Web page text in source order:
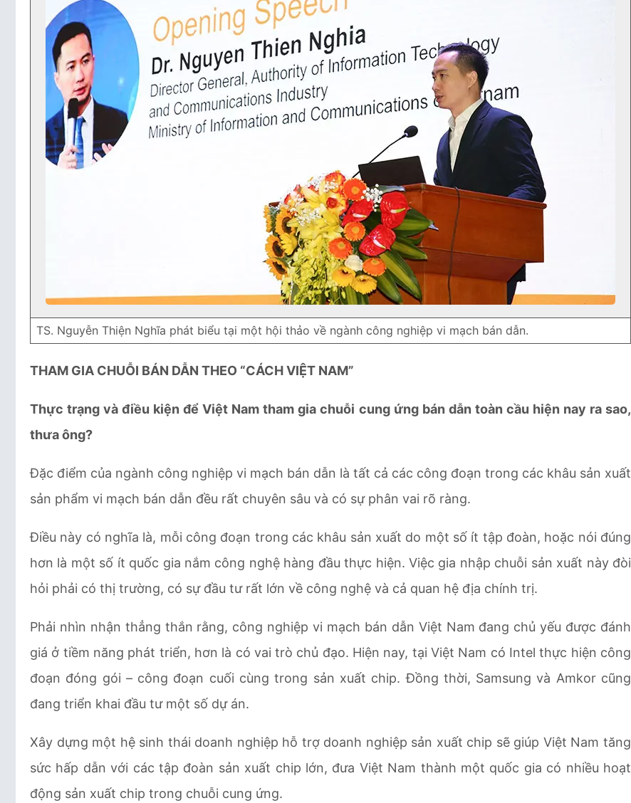
TS. Nguyễn Thiện Nghĩa phát biểu tại một hội thảo về ngành công nghiệp vi mạch bán dẫn.
THAM GIA CHUỖI BÁN DẪN THEO “CÁCH VIỆT NAM”
Thực trạng và điều kiện để Việt Nam tham gia chuỗi cung ứng bán dẫn toàn cầu hiện nay ra sao,
thưa ông?
Đặc điểm của ngành công nghiệp vi mạch bán dẫn là tất cả các công đoạn trong các khâu sản xuất
sản phẩm vi mạch bán dẫn đều rất chuyên sâu và có sự phân vai rõ ràng.
Điều này có nghĩa là, mỗi công đoạn trong các khâu sản xuất do một số ít tập đoàn, hoặc nói đúng
hơn là một số ít quốc gia nắm công nghệ hàng đầu thực hiện. Việc gia nhập chuỗi sản xuất này đòi
hỏi phải có thị trường, có sự đầu tư rất lớn về công nghệ và cả quan hệ địa chính trị.
Phải nhìn nhận thẳng thắn rằng, công nghiệp vi mạch bán dẫn Việt Nam đang chủ yếu được đánh
giá ở tiềm năng phát triển, hơn là có vai trò chủ đạo. Hiện nay, tại Việt Nam có Intel thực hiện công
đoạn đóng gói – công đoạn cuối cùng trong sản xuất chip. Đồng thời, Samsung và Amkor cũng
đang triển khai đầu tư một số dự án.
Xây dựng một hệ sinh thái doanh nghiệp hỗ trợ doanh nghiệp sản xuất chip sẽ giúp Việt Nam tăng
sức hấp dẫn với các tập đoàn sản xuất chip lớn, đưa Việt Nam thành một quốc gia có nhiều hoạt
động sản xuất chip trong chuỗi cung ứng.